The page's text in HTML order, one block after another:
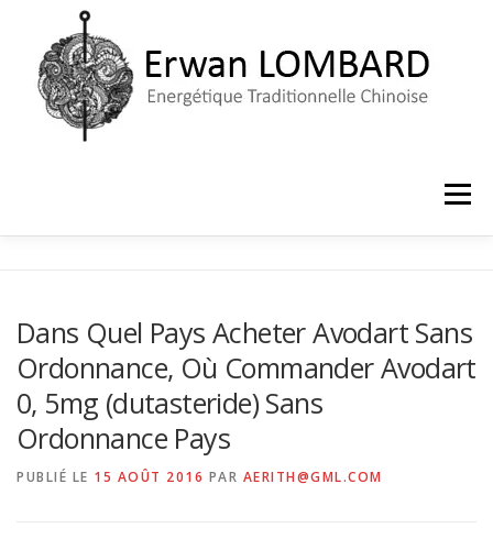
contenu
Menu
Dans Quel Pays Acheter Avodart Sans
Ordonnance, Où Commander Avodart
0, 5mg (dutasteride) Sans
Ordonnance Pays
PUBLIÉ LE 15 AOÛT 2016 PAR AERITH@GML.COM